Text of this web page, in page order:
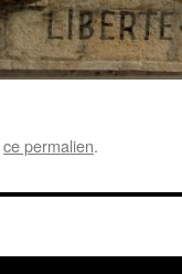
ce permalien.